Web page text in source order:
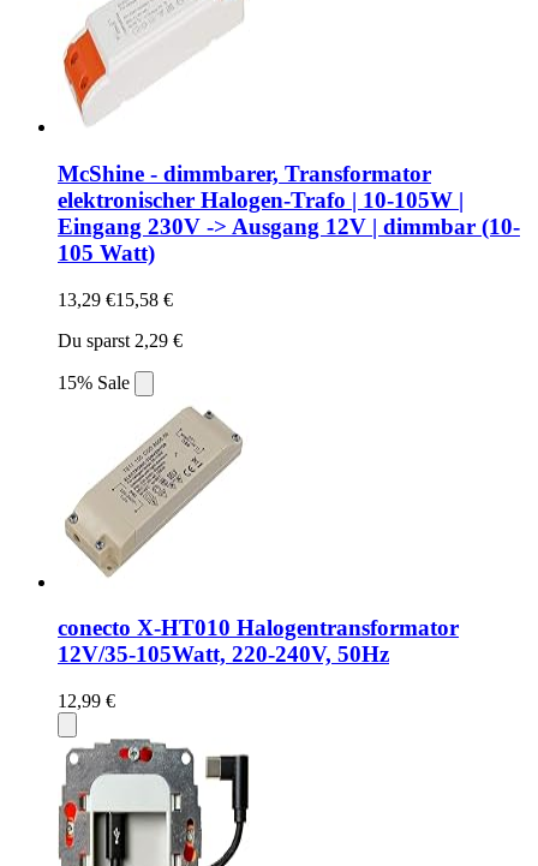
McShine - dimmbarer, Transformator
elektronischer Halogen-Trafo | 10-105W |
Eingang 230V -> Ausgang 12V | dimmbar (10-
105 Watt)
13,29 €15,58 €
Du sparst 2,29 €
15% Sale
conecto X-HT010 Halogentransformator
12V/35-105Watt, 220-240V, 50Hz
12,99 €